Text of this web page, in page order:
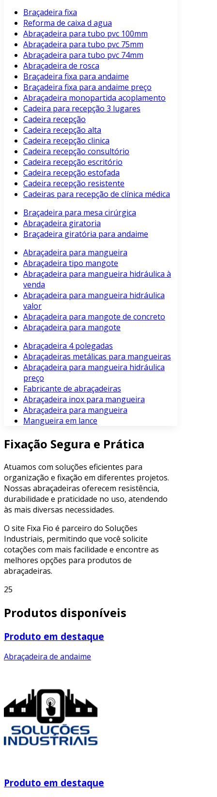
Braçadeira fixa
Reforma de caixa d agua
Abraçadeira para tubo pvc 100mm
Abraçadeira para tubo pvc 75mm
Abraçadeira para tubo pvc 74mm
Abraçadeira de rosca
Braçadeira fixa para andaime
Braçadeira fixa para andaime preço
Abraçadeira monopartida acoplamento
Cadeira para recepção 3 lugares
Cadeira recepção
Cadeira recepção alta
Cadeira recepção clinica
Cadeira recepção consultório
Cadeira recepção escritório
Cadeira recepção estofada
Cadeira recepção resistente
Cadeiras para recepção de clínica médica
Braçadeira para mesa cirúrgica
Abraçadeira giratoria
Braçadeira giratória para andaime
Abraçadeira para mangueira
Abraçadeira tipo mangote
Abraçadeira para mangueira hidráulica à
venda
Abraçadeira para mangueira hidráulica
valor
Abraçadeira para mangote de concreto
Abraçadeira para mangote
Abraçadeira 4 polegadas
Abraçadeiras metálicas para mangueiras
Abraçadeira para mangueira hidráulica
preço
Fabricante de abraçadeiras
Abraçadeira inox para mangueira
Abraçadeira para mangueira
Mangueira em lance
Fixação Segura e Prática
Atuamos com soluções eficientes para
organização e fixação em diferentes projetos.
Nossas abraçadeiras oferecem resistência,
durabilidade e praticidade no uso, atendendo
às mais diversas necessidades.
O site Fixa Fio é parceiro do Soluções
Industriais, permitindo que você solicite
cotações com mais facilidade e encontre as
melhores opções para produtos de
abraçadeiras.
25
Produtos disponíveis
Produto em destaque
Abraçadeira de andaime
Produto em destaque